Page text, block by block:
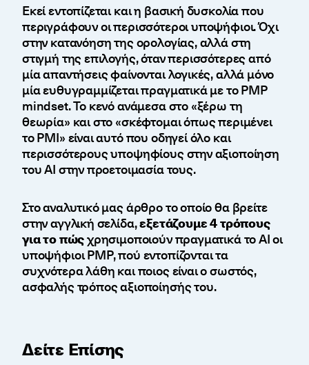
Εκεί εντοπίζεται και η βασική δυσκολία που
περιγράφουν οι περισσότεροι υποψήφιοι. Όχι
στην κατανόηση της ορολογίας, αλλά στη
στιγμή της επιλογής, όταν περισσότερες από
μία απαντήσεις φαίνονται λογικές, αλλά μόνο
μία ευθυγραμμίζεται πραγματικά με το PMP
mindset. Το κενό ανάμεσα στο «ξέρω τη
θεωρία» και στο «σκέφτομαι όπως περιμένει
το PMI» είναι αυτό που οδηγεί όλο και
περισσότερους υποψηφίους στην αξιοποίηση
του AI στην προετοιμασία τους.
Στο αναλυτικό μας άρθρο το οποίο θα βρείτε
στην αγγλική σελίδα,εξετάζουμε 4 τρόπους
για το πώςχρησιμοποιούν πραγματικά το AI οι
υποψήφιοι PMP, πού εντοπίζονται τα
συχνότερα λάθη και ποιος είναι ο σωστός,
ασφαλής τρόπος αξιοποίησής του.
Δείτε Επίσης